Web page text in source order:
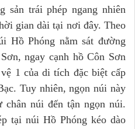
sản trái phép ngang nhiên
gian dài tại nơi đây. Theo
Hồ Phóng nằm sát đường
ngay cạnh hồ Côn Sơn
1 của di tích đặc biệt cấp
Tuy nhiên, ngọn núi này
núi đến tận ngọn núi.
tại núi Hồ Phóng kéo dào